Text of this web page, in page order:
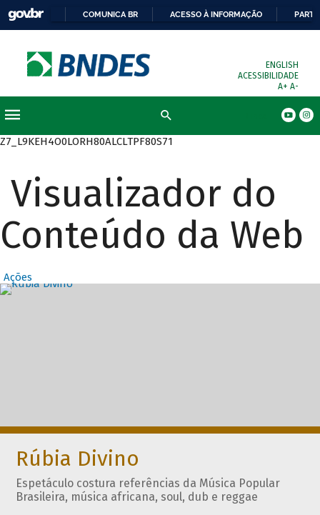
COMUNICA BR ACESSO À INFORMAÇÃO
ENGLISH
ACESSIBILIDADE
A+ A-
Z7_L9KEH4O0LORH80ALCLTPF80S71
Visualizador do
Conteúdo da Web
Ações
Destaques
Rúbia Divino
Espetáculo costura referências da Música Popular
Brasileira, música africana, soul, dub e reggae